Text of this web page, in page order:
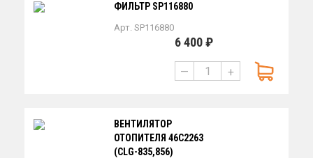
ФИЛЬТР SP116880
Арт. SP116880
6 400 ₽
— +
ВЕНТИЛЯТОР
ОТОПИТЕЛЯ 46С2263
(CLG-835,856)